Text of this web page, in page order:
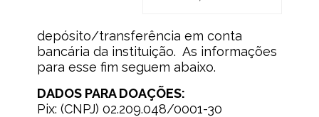
depósito/transferência em conta
bancária da instituição. As informações
para esse fim seguem abaixo.
DADOS PARA DOAÇÕES:
Pix: (CNPJ) 02.209.048/0001-30